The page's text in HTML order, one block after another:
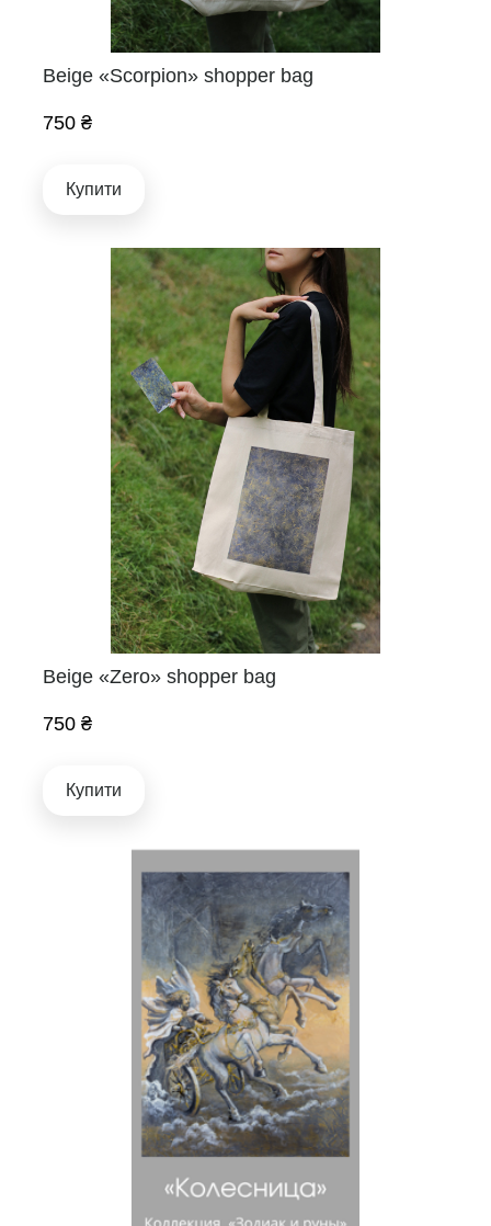
Beige «Scorpion» shopper bag
750 ₴
Купити
Beige «Zero» shopper bag
750 ₴
Купити